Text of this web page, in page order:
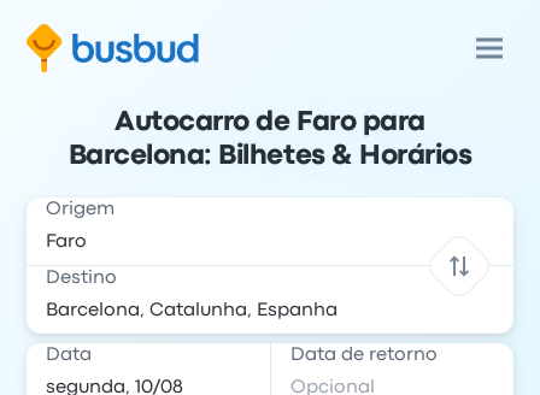
Autocarro de Faro para
Barcelona: Bilhetes & Horários
Origem
Destino
Data Data de retorno